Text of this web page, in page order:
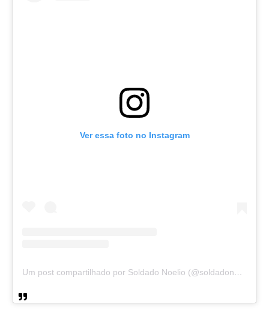
Ver essa foto no Instagram
Um post compartilhado por Soldado Noelio (@soldadonoelio)